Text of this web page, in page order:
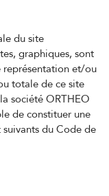
du site
graphiques, sont
représentation et/ou
totale de ce site
société ORTHEO
de constituer une
du Code de